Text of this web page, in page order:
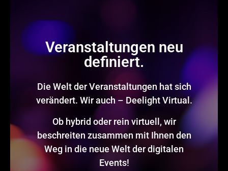
Veranstaltungen neu
definiert.
Die Welt der Veranstaltungen hat sich
verändert. Wir auch – Deelight Virtual.
Ob hybrid oder rein virtuell, wir
beschreiten zusammen mit Ihnen den
Weg in die neue Welt der digitalen
Events!